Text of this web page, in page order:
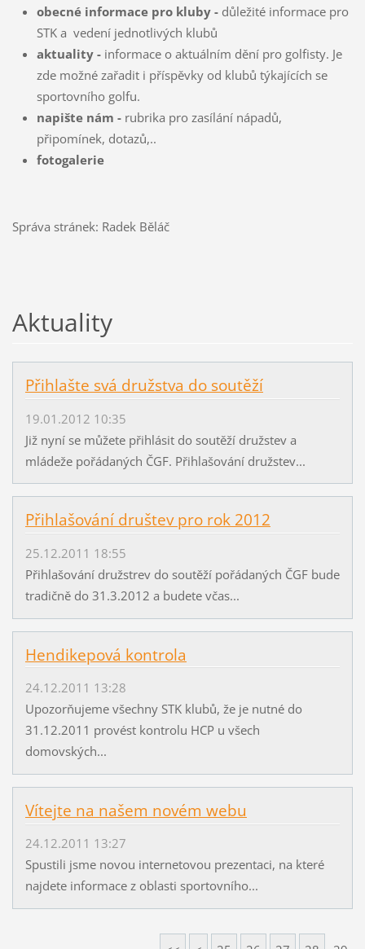
obecné informace pro kluby - důležité informace pro
STK a vedení jednotlivých klubů
aktuality - informace o aktuálním dění pro golfisty. Je
zde možné zařadit i příspěvky od klubů týkajících se
sportovního golfu.
napište nám - rubrika pro zasílání nápadů,
připomínek, dotazů,..
fotogalerie
Správa stránek: Radek Běláč
Aktuality
Přihlašte svá družstva do soutěží
19.01.2012 10:35
Již nyní se můžete přihlásit do soutěží družstev a
mládeže pořádaných ČGF. Přihlašování družstev...
Přihlašování društev pro rok 2012
25.12.2011 18:55
Přihlašování družstrev do soutěží pořádaných ČGF bude
tradičně do 31.3.2012 a budete včas...
Hendikepová kontrola
24.12.2011 13:28
Upozorňujeme všechny STK klubů, že je nutné do
31.12.2011 provést kontrolu HCP u všech
domovských...
Vítejte na našem novém webu
24.12.2011 13:27
Spustili jsme novou internetovou prezentaci, na které
najdete informace z oblasti sportovního...